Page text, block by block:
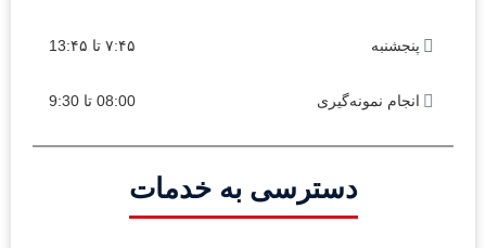
پنجشنبه ۷:۴۵ تا 13:۴۵
انجام نمونه‌گیری 08:00 تا 9:30
دسترسی به خدمات